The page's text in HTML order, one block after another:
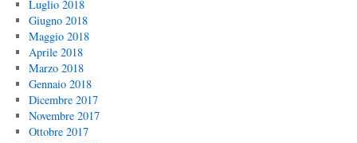
Luglio 2018
Giugno 2018
Maggio 2018
Aprile 2018
Marzo 2018
Gennaio 2018
Dicembre 2017
Novembre 2017
Ottobre 2017